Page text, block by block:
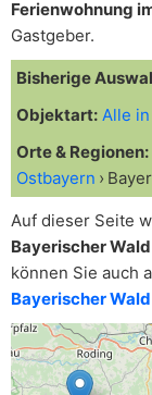
Ferienwohnung
Gastgeber.
Bisherige
Objektart: Alle
Orte & Regionen:
Ostbayern
Auf dieser Seite
Bayerischer Wald
können Sie auch
Bayerischer